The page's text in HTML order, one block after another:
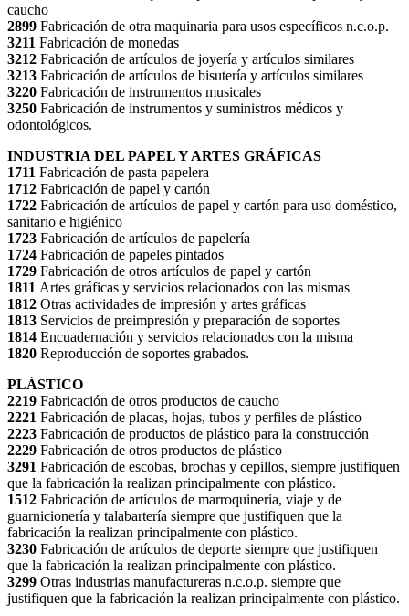
caucho
2899 Fabricación de otra maquinaria para usos específicos n.c.o.p.
3211 Fabricación de monedas
3212 Fabricación de artículos de joyería y artículos similares
3213 Fabricación de artículos de bisutería y artículos similares
3220 Fabricación de instrumentos musicales
3250 Fabricación de instrumentos y suministros médicos y
odontológicos.
INDUSTRIA DEL PAPEL Y ARTES GRÁFICAS
1711 Fabricación de pasta papelera
1712 Fabricación de papel y cartón
1722 Fabricación de artículos de papel y cartón para uso doméstico,
sanitario e higiénico
1723 Fabricación de artículos de papelería
1724 Fabricación de papeles pintados
1729 Fabricación de otros artículos de papel y cartón
1811 Artes gráficas y servicios relacionados con las mismas
1812 Otras actividades de impresión y artes gráficas
1813 Servicios de preimpresión y preparación de soportes
1814 Encuadernación y servicios relacionados con la misma
1820 Reproducción de soportes grabados.
PLÁSTICO
2219 Fabricación de otros productos de caucho
2221 Fabricación de placas, hojas, tubos y perfiles de plástico
2223 Fabricación de productos de plástico para la construcción
2229 Fabricación de otros productos de plástico
3291 Fabricación de escobas, brochas y cepillos, siempre justifiquen
que la fabricación la realizan principalmente con plástico.
1512 Fabricación de artículos de marroquinería, viaje y de
guarnicionería y talabartería siempre que justifiquen que la
fabricación la realizan principalmente con plástico.
3230 Fabricación de artículos de deporte siempre que justifiquen
que la fabricación la realizan principalmente con plástico.
3299 Otras industrias manufactureras n.c.o.p. siempre que
justifiquen que la fabricación la realizan principalmente con plástico.